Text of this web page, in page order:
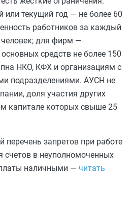
текущий год — не более 60
работников за каждый
для фирм —
средств не более 150
НКО, КФХ и организациям с
подразделениями. АУСН не
доля участия других
капитале которых свыше 25
перечень запретов при работе
в неуполномоченных
наличными — читать